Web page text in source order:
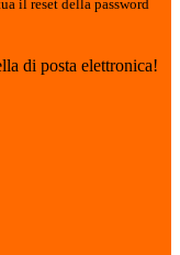
il reset della password
di posta elettronica!